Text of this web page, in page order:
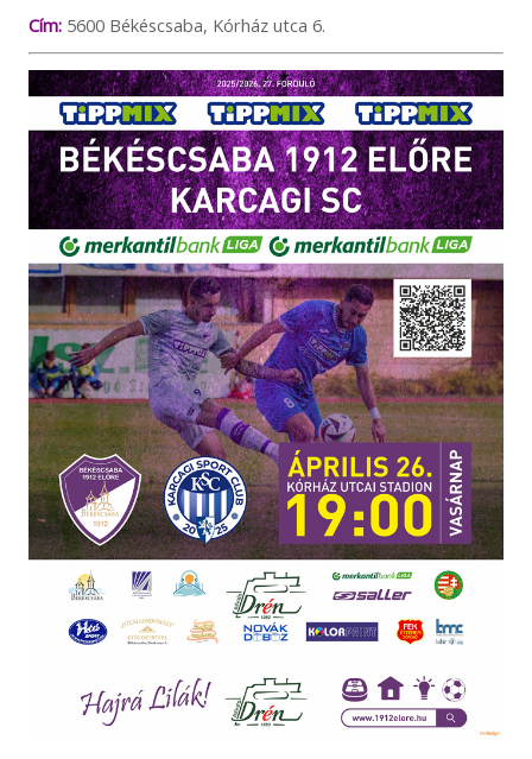
Cím:5600 Békéscsaba, Kórház utca 6.